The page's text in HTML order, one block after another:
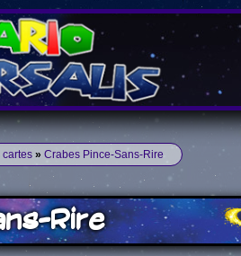
cartes » Crabes Pince-Sans-Rire
Rire